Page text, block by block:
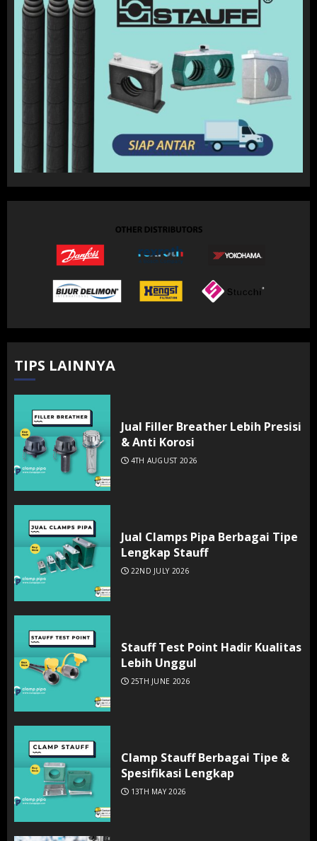
TIPS LAINNYA
Jual Filler Breather Lebih Presisi
& Anti Korosi
4TH AUGUST 2026
Jual Clamps Pipa Berbagai Tipe
Lengkap Stauff
22ND JULY 2026
Stauff Test Point Hadir Kualitas
Lebih Unggul
25TH JUNE 2026
Clamp Stauff Berbagai Tipe &
Spesifikasi Lengkap
13TH MAY 2026